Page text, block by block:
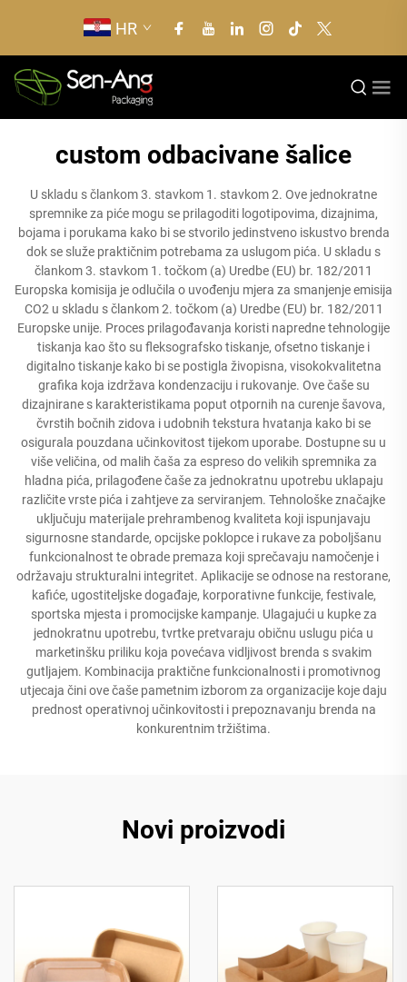
HR
custom odbacivane šalice
U skladu s člankom 3. stavkom 1. stavkom 2. Ove jednokratne
spremnike za piće mogu se prilagoditi logotipovima, dizajnima,
bojama i porukama kako bi se stvorilo jedinstveno iskustvo brenda
dok se služe praktičnim potrebama za uslugom pića. U skladu s
člankom 3. stavkom 1. točkom (a) Uredbe (EU) br. 182/2011
Europska komisija je odlučila o uvođenju mjera za smanjenje emisija
CO2 u skladu s člankom 2. točkom (a) Uredbe (EU) br. 182/2011
Europske unije. Proces prilagođavanja koristi napredne tehnologije
tiskanja kao što su fleksografsko tiskanje, ofsetno tiskanje i
digitalno tiskanje kako bi se postigla živopisna, visokokvalitetna
grafika koja izdržava kondenzaciju i rukovanje. Ove čaše su
dizajnirane s karakteristikama poput otpornih na curenje šavova,
čvrstih bočnih zidova i udobnih tekstura hvatanja kako bi se
osigurala pouzdana učinkovitost tijekom uporabe. Dostupne su u
više veličina, od malih čaša za espreso do velikih spremnika za
hladna pića, prilagođene čaše za jednokratnu upotrebu uklapaju
različite vrste pića i zahtjeve za serviranjem. Tehnološke značajke
uključuju materijale prehrambenog kvaliteta koji ispunjavaju
sigurnosne standarde, opcijske poklopce i rukave za poboljšanu
funkcionalnost te obrade premaza koji sprečavaju namočenje i
održavaju strukturalni integritet. Aplikacije se odnose na restorane,
kafiće, ugostiteljske događaje, korporativne funkcije, festivale,
sportska mjesta i promocijske kampanje. Ulagajući u kupke za
jednokratnu upotrebu, tvrtke pretvaraju običnu uslugu pića u
marketinšku priliku koja povećava vidljivost brenda s svakim
gutljajem. Kombinacija praktične funkcionalnosti i promotivnog
utjecaja čini ove čaše pametnim izborom za organizacije koje daju
prednost operativnoj učinkovitosti i prepoznavanju brenda na
konkurentnim tržištima.
Novi proizvodi